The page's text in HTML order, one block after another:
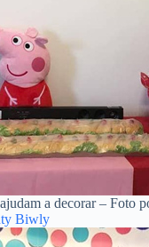
a decorar – Foto
Biwly